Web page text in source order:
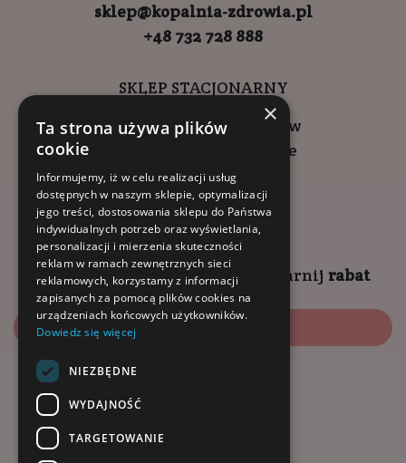
sklep@kopalnia-zdrowia.pl
+48 732 728 888
SKLEP STACJONARNY
ul. Wadowicka 6, Kraków
Kompleks Buma Square
godziny otwarcia:
9:00 - 18:00 (pon-pt)
10:00 - 14:00 (sob)
Zapisz się naNEWSLETTER zgarnij rabat
Zapisz się
×
Ta strona używa plików
cookie
Informujemy, iż w celu realizacji usług
dostępnych w naszym sklepie, optymalizacji
jego treści, dostosowania sklepu do Państwa
indywidualnych potrzeb oraz wyświetlania,
personalizacji i mierzenia skuteczności
reklam w ramach zewnętrznych sieci
reklamowych, korzystamy z informacji
zapisanych za pomocą plików cookies na
urządzeniach końcowych użytkowników.
Dowiedz się więcej
NIEZBĘDNE
WYDAJNOŚĆ
TARGETOWANIE